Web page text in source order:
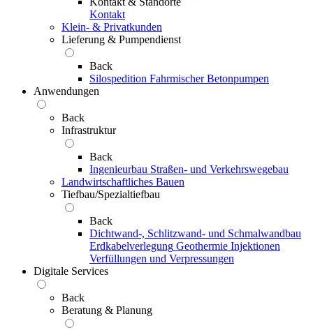
Kontakt
Klein- & Privatkunden
Lieferung & Pumpendienst
Back
Silospedition Fahrmischer Betonpumpen
Anwendungen
Back
Infrastruktur
Back
Ingenieurbau Straßen- und Verkehrswegebau
Landwirtschaftliches Bauen
Tiefbau/Spezialtiefbau
Back
Dichtwand-, Schlitzwand- und Schmalwandbau
Erdkabelverlegung Geothermie Injektionen
Verfüllungen und Verpressungen
Digitale Services
Back
Beratung & Planung